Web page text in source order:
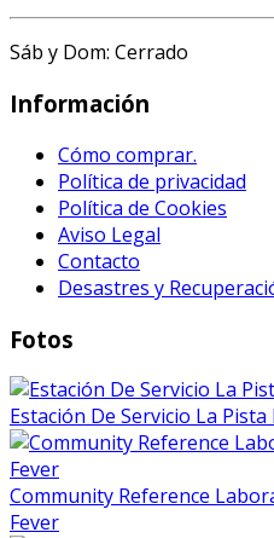
Sáb y Dom: Cerrado
Información
Cómo comprar.
Política de privacidad
Política de Cookies
Aviso Legal
Contacto
Desastres y
Fotos
Estación De Servicio La Pista
Community Reference
Fever